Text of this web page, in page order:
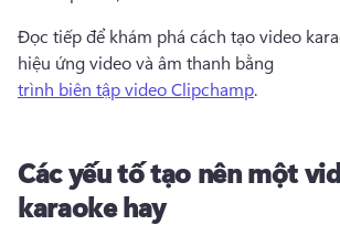
Đọc tiếp để khám phá cách tạo video
hiệu ứng video và âm thanh bằng
trình biên tập video Clipchamp.
Các yếu tố tạo nên một
karaoke hay